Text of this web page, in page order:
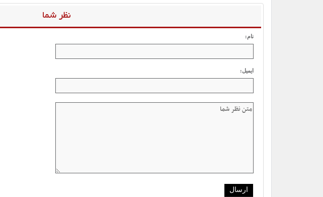
نظر شما
نام:
ایمیل: